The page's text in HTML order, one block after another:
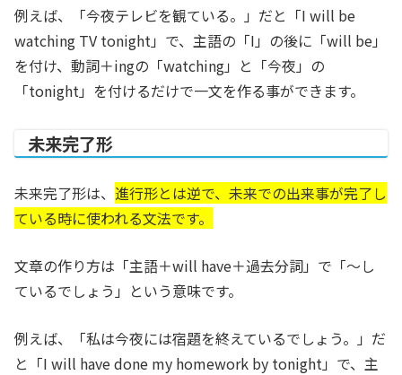
例えば、「今夜テレビを観ている。」だと「I will be
watching TV tonight」で、主語の「I」の後に「will be」
を付け、動詞＋ingの「watching」と「今夜」の
「tonight」を付けるだけで一文を作る事ができます。
未来完了形
未来完了形は、 進行形とは逆で、未来での出来事が完了し
ている時に使われる文法です。
文章の作り方は「主語＋will have＋過去分詞」で「～し
ているでしょう」という意味です。
例えば、「私は今夜には宿題を終えているでしょう。」だ
と「I will have done my homework by tonight」で、主